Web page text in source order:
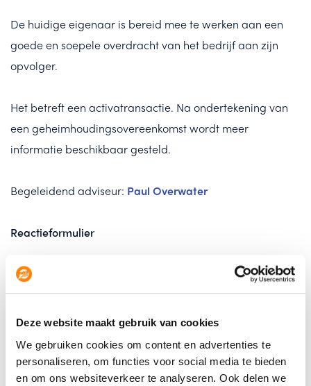
Deze website maakt gebruik van cookies
We gebruiken cookies om content en advertenties te
personaliseren, om functies voor social media te bieden
en om ons websiteverkeer te analyseren. Ook delen we
De huidige eigenaar is bereid mee te werken aan een
goede en soepele overdracht van het bedrijf aan zijn
opvolger.
Het betreft een activatransactie. Na ondertekening van
een geheimhoudingsovereenkomst wordt meer
informatie beschikbaar gesteld.
Begeleidend adviseur: Paul Overwater
Reactieformulier
Naam
Telefoonnummer